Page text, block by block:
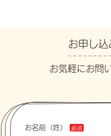
お申し込
お気軽にお問
お名前（姓）